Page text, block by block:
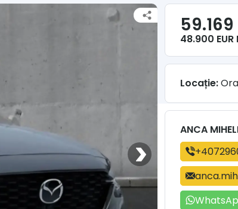
59.169
48.900 EUR
Locație:
ANCA